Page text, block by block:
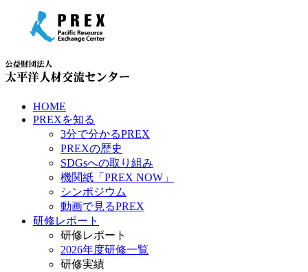
HOME
PREXを知る
3分で分かるPREX
PREXの歴史
SDGsへの取り組み
機関紙「PREX NOW」
シンポジウム
動画で見るPREX
研修レポート
研修レポート
2026年度研修一覧
研修実績